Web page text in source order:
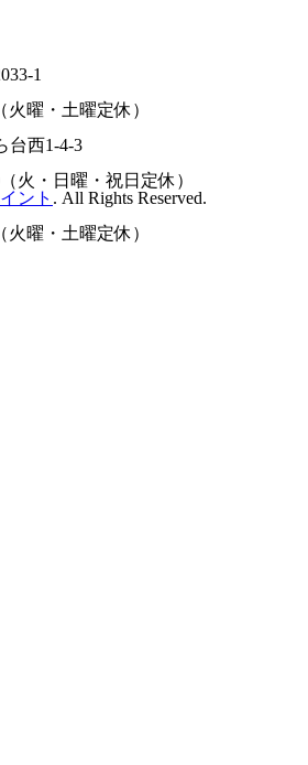
1
火曜・土曜定休）
台西1-4-3
火・日曜・祝日定休）
ント . All Rights Reserved.
火曜・土曜定休）